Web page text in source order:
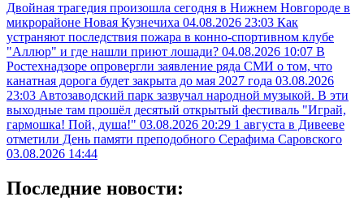
Двойная трагедия произошла сегодня в Нижнем Новгороде в
микрорайоне Новая Кузнечиха 04.08.2026 23:03 Как
устраняют последствия пожара в конно-спортивном клубе
"Аллюр" и где нашли приют лошади? 04.08.2026 10:07 В
Ростехнадзоре опровергли заявление ряда СМИ о том, что
канатная дорога будет закрыта до мая 2027 года 03.08.2026
23:03 Автозаводский парк зазвучал народной музыкой. В эти
выходные там прошёл десятый открытый фестиваль "Играй,
гармошка! Пой, душа!" 03.08.2026 20:29 1 августа в Дивееве
отметили День памяти преподобного Серафима Саровского
03.08.2026 14:44
Последние новости: